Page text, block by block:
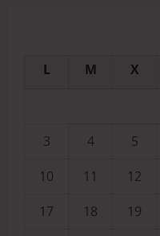
L M X
3
4 5
10
11 12
17
18 19